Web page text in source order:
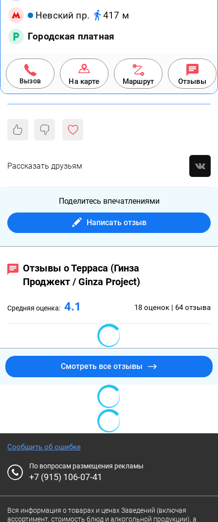
Невский пр.
417 м
Городская платная
Вызов На карте Маршрут Отзывы
Рассказать друзьям
Поделитесь впечатлениями
Написать отзыв
Отзывы о Терраса (Гинза
Проджект / Ginza Project)
Средняя оценка: 4.1 18 оценок | 64 отзыва
Смотреть все отзывы
Сообщить об ошибке
По вопросам размещения рекламы
+7 (915) 106-07-41
Вся информация о товарах и ценах Заведений (включая
ассортимент, стоимость блюд и алкогольной продукции), а